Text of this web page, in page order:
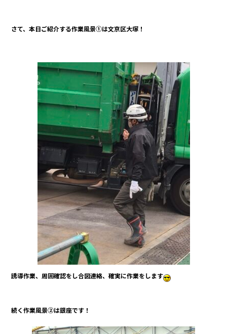
o
o
k
さて、本日ご紹介する作業風景①は文京区大塚！
誘導作業、周囲確認をし合図連絡、確実に作業をします
続く作業風景②は銀座です！